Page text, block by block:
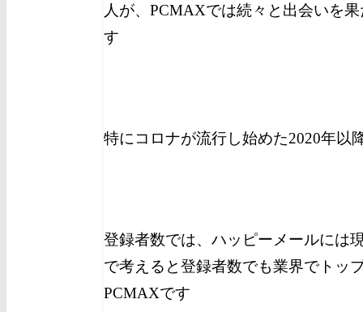
人が、PCMAXでは続々と出会いを
す
特にコロナが流行し始めた2020年以
登録者数では、ハッピーメールには
で考えると登録者数でも業界でトッ
PCMAXです